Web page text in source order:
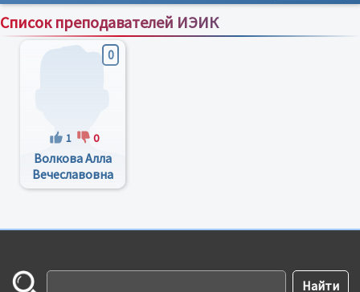
Список преподавателей ИЭИК
Сортировка по:имени;рейтингу;отзывам
0
1 0
Волкова Алла
Вечеславовна